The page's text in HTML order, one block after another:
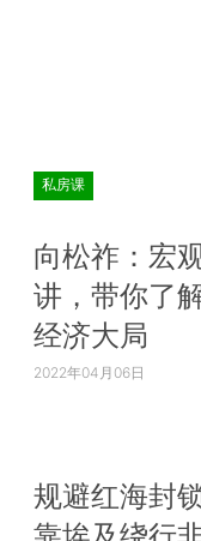
私房课
向松祚：宏
讲，带你了
经济大局
2022年04月06日
规避红海封